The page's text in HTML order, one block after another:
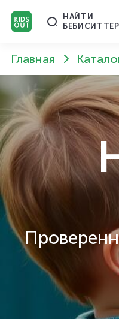
НАЙТИ
Главная